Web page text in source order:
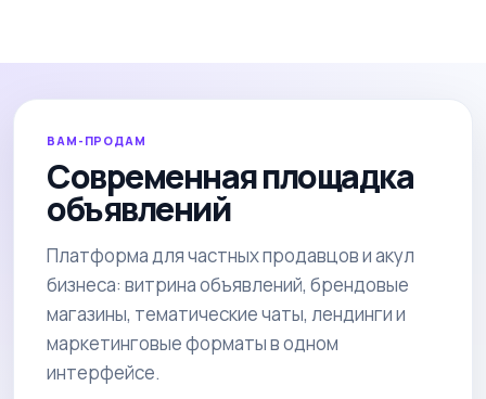
ВАМ-ПРОДАМ
Современная площадка
объявлений
Платформа для частных продавцов и акул
бизнеса: витрина объявлений, брендовые
магазины, тематические чаты, лендинги и
маркетинговые форматы в одном
интерфейсе.